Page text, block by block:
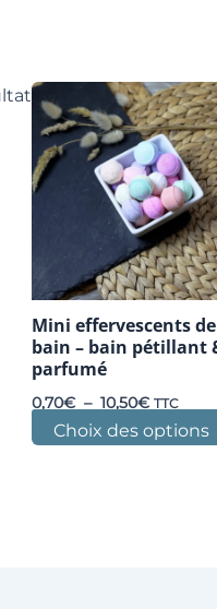
Mini effervescents de
bain – bain pétillant
parfumé
0,70€ – 10,50€Plage
prix :
TTC
Choix des options